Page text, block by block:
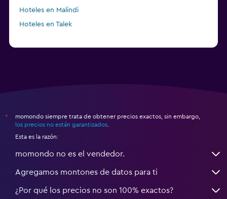
Hoteles en Malindi
Hoteles en Talek
*
momondo siempre trata de obtener precios exactos, sin embargo,
los precios no están garantizados
Esta es la razón:
momondo no es el vendedor.
Agregamos montones de datos para ti
¿Por qué los precios no son 100% exactos?